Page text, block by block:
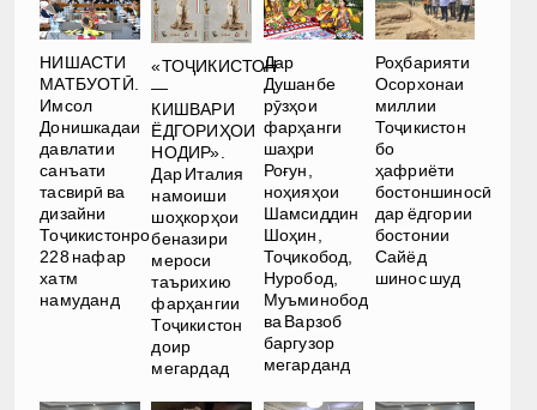
НИШАСТИ
МАТБУОТӢ.
Имсол
Донишкадаи
давлатии
санъати
тасвирӣ ва
дизайни
Тоҷикистонро
228 нафар
хатм
намуданд
«ТОҶИКИСТОН
—
КИШВАРИ
ЁДГОРИҲОИ
НОДИР».
Дар Италия
намоиши
шоҳкорҳои
беназири
мероси
таърихию
фарҳангии
Тоҷикистон
доир
мегардад
Дар
Душанбе
рӯзҳои
фарҳанги
шаҳри
Роғун,
ноҳияҳои
Шамсиддин
Шоҳин,
Тоҷикобод,
Нуробод,
Муъминобод
ва Варзоб
баргузор
мегарданд
Роҳбарияти
Осорхонаи
миллии
Тоҷикистон
бо
ҳафриёти
бостоншиносӣ
дар ёдгории
бостонии
Сайёд
шинос шуд